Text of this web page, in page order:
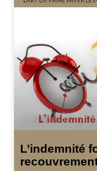
L’indemnité